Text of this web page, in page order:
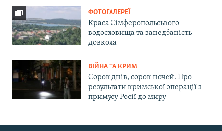
ФОТОГАЛЕРЕЇ
Краса Сімферопольського
водосховища та занедбаність
довкола
ВІЙНА ТА КРИМ
Сорок днів, сорок ночей. Про
результати кримської операції з
примусу Росії до миру